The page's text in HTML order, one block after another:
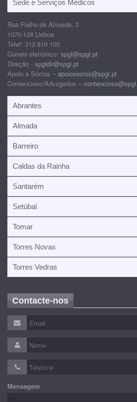
Sede e Serviços Médicos
Rua Fialho de Almeida, 3
1070-128 Lisboa
Telef: 213 819 100
Correio eletrónico: spgl@spgl.pt
Direção - spgldir@spgl.pt
Apoio a Sócios – apoiosocios@spgl.pt
Contencioso/Advogados –
Abrantes
Almada
Barreiro
Caldas da Rainha
Santarém
Setúbal
Tomar
Torres Novas
Torres Vedras
Contacte-nos
Mensagem